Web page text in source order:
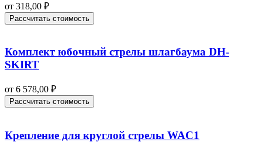
от 318,00 ₽
Рассчитать стоимость
Комплект юбочный стрелы шлагбаума DH-
SKIRT
от 6 578,00 ₽
Рассчитать стоимость
Крепление для круглой стрелы WAC1